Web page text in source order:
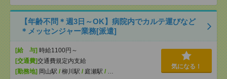
【年齢不問＊週3日～OK】病院内でカルテ運びなど
＊メッセンジャー業務[派遣]
[給 与] 時給1100円～
[交通費]交通費規定内支給
[勤務地] 岡山駅 / 柳川駅 / 庭瀬駅 / …
気になる！